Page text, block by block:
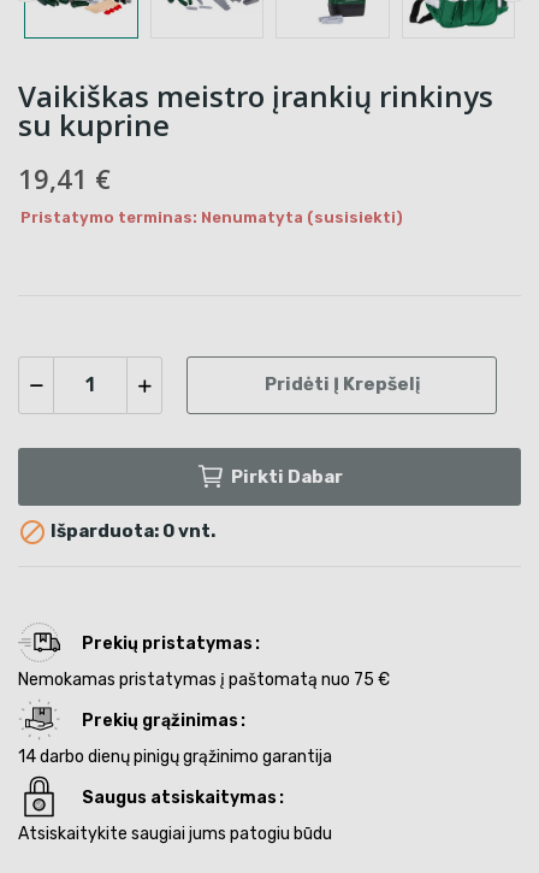
Vaikiškas meistro įrankių rinkinys
su kuprine
19,41 €
Pristatymo terminas: Nenumatyta (susisiekti)
Pridėti Į Krepšelį
Pirkti Dabar
 Išparduota: 0 vnt.
Prekių pristatymas
Nemokamas pristatymas į paštomatą nuo 75 €
Prekių grąžinimas
14 darbo dienų pinigų grąžinimo garantija
Saugus atsiskaitymas
Atsiskaitykite saugiai jums patogiu būdu